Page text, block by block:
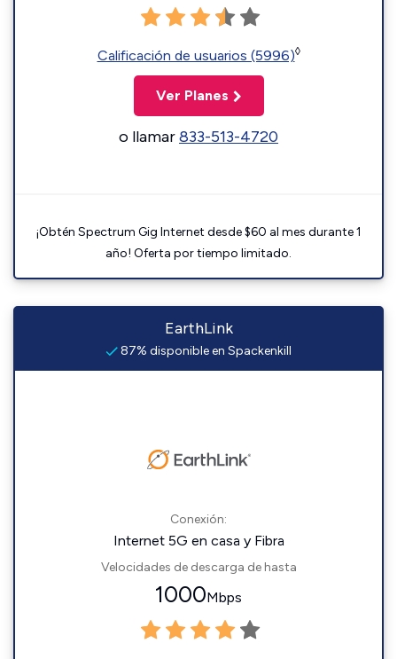
Calificación de usuarios (5996)◊
Ver Planes
o llamar833-513-4720
¡Obtén Spectrum Gig Internet desde $60 al mes durante 1
año! Oferta por tiempo limitado.
EarthLink
87% disponible en Spackenkill
Conexión:
Internet 5G en casa y Fibra
Velocidades de descarga de hasta
1000Mbps